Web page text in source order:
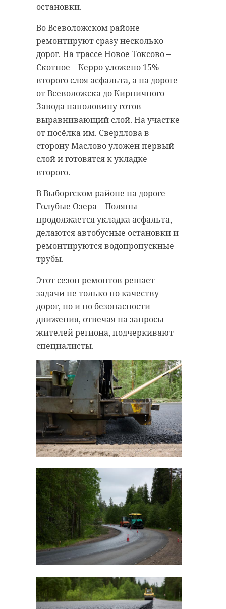
остановки.
Во Всеволожском районе
ремонтируют сразу несколько
дорог. На трассе Новое Токсово –
Скотное – Керро уложено 15%
второго слоя асфальта, а на дороге
от Всеволожска до Кирпичного
Завода наполовину готов
выравнивающий слой. На участке
от посёлка им. Свердлова в
сторону Маслово уложен первый
слой и готовятся к укладке
второго.
В Выборгском районе на дороге
Голубые Озера – Поляны
продолжается укладка асфальта,
делаются автобусные остановки и
ремонтируются водопропускные
трубы.
Этот сезон ремонтов решает
задачи не только по качеству
дорог, но и по безопасности
движения, отвечая на запросы
жителей региона, подчеркивают
специалисты.